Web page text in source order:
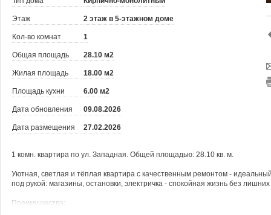
Этаж 2 этаж в 5-этажном доме
Кол-во комнат 1
Общая площадь 28.10 м2
Жилая площадь 18.00 м2
Площадь кухни 6.00 м2
Дата обновления 09.08.2026
Дата размещения 27.02.2026
1 комн. квартира по ул. Западная. Общей площадью: 28.10 кв. м.
Уютная, светлая и тёплая квартира с качественным ремонтом -
под рукой: магазины, остановки, электричка - спокойная жизнь без лишних
Преимущества: